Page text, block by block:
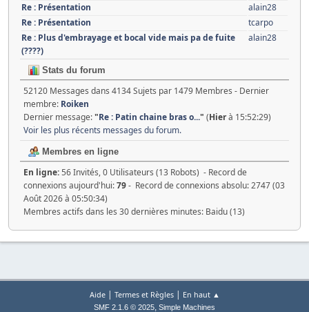
Re : Présentation
alain28
Re : Présentation
tcarpo
Re : Plus d'embrayage et bocal vide mais pa de fuite
(????)
alain28
Stats du forum
52120 Messages dans 4134 Sujets par 1479 Membres - Dernier
membre: Roiken
Dernier message:"Re : Patin chaine bras o..." (Hierà 15:52:29)
Voir les plus récents messages du forum.
Membres en ligne
En ligne:56 Invités, 0 Utilisateurs (13 Robots) - Record de
connexions aujourd'hui:79- Record de connexions absolu: 2747 (03
Août 2026 à 05:50:34)
Membres actifs dans les 30 dernières minutes: Baidu (13)
Aide| Termes et Règles| En haut ▲
SMF 2.1.6 © 2025, Simple Machines